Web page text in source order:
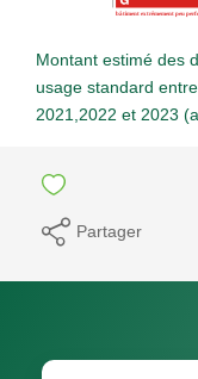
Montant estimé des
usage standard
2021,2022 et 2023
Partager